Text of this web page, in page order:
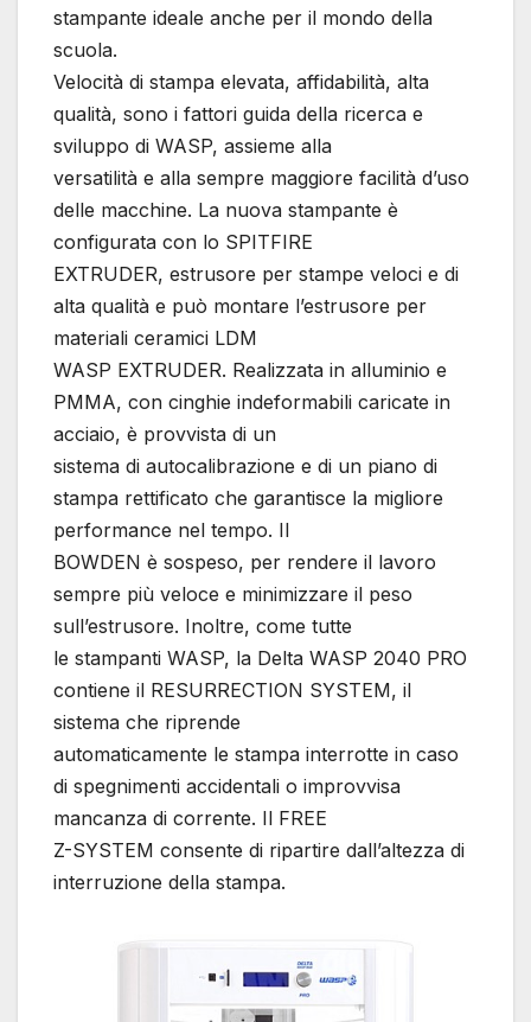
stampante ideale anche per il mondo della
scuola.
Velocità di stampa elevata, affidabilità, alta
qualità, sono i fattori guida della ricerca e
sviluppo di WASP, assieme alla
versatilità e alla sempre maggiore facilità d’uso
delle macchine. La nuova stampante è
configurata con lo SPITFIRE
EXTRUDER, estrusore per stampe veloci e di
alta qualità e può montare l’estrusore per
materiali ceramici LDM
WASP EXTRUDER. Realizzata in alluminio e
PMMA, con cinghie indeformabili caricate in
acciaio, è provvista di un
sistema di autocalibrazione e di un piano di
stampa rettificato che garantisce la migliore
performance nel tempo. Il
BOWDEN è sospeso, per rendere il lavoro
sempre più veloce e minimizzare il peso
sull’estrusore. Inoltre, come tutte
le stampanti WASP, la Delta WASP 2040 PRO
contiene il RESURRECTION SYSTEM, il
sistema che riprende
automaticamente le stampa interrotte in caso
di spegnimenti accidentali o improvvisa
mancanza di corrente. Il FREE
Z-SYSTEM consente di ripartire dall’altezza di
interruzione della stampa.